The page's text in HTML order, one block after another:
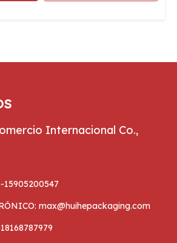
Internacional Co.,
15905200547
max@huihepackaging.com